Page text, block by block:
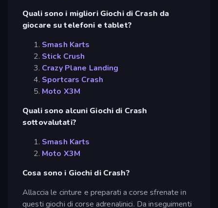
Quali sono i migliori Giochi di Crash da
giocare su telefoni e tablet?
Smash Karts
Stick Crush
Crazy Plane Landing
Sportcars Crash
Moto X3M
Quali sono alcuni Giochi di Crash
sottovalutati?
Smash Karts
Moto X3M
Cosa sono i Giochi di Crash?
Allaccia le cinture e preparati a corse sfrenate in
questi giochi di corse adrenalinici. Da inseguimenti